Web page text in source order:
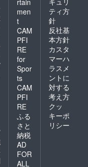
rtain
men
t
CAM
PFI
RE
for
Spor
ts
CAM
PFI
RE
ふる
さと
納税
AD
FOR
ALL
ティ方
針
反社基
本方針
カスタ
マーハ
ラスメ
ントに
対する
考え方
クッ
キーポ
リシー